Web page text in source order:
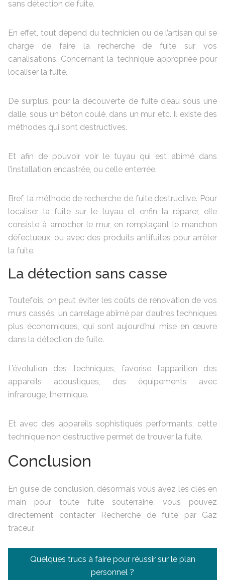
sans détection de fuite.
En effet, tout dépend du technicien ou de l’artisan qui se
charge de faire la recherche de fuite sur vos
canalisations. Concernant la technique appropriée pour
localiser la fuite.
De surplus, pour la découverte de fuite d’eau sous une
dalle, sous un béton coulé, dans un mur, etc. Il existe des
méthodes qui sont destructives.
Et afin de pouvoir voir le tuyau qui est abîmé dans
l’installation encastrée, ou celle enterrée.
Bref, la méthode de recherche de fuite destructive. Pour
localiser la fuite sur le tuyau et enfin la réparer, elle
consiste à amocher le mur, en remplaçant le manchon
défectueux, ou avec des produits antifuites pour arrêter
la fuite.
La détection sans casse
Toutefois, on peut éviter les coûts de rénovation de vos
murs cassés, un carrelage abîmé par d’autres techniques
plus économiques, qui sont aujourd’hui mise en œuvre
dans la détection de fuite.
L’évolution des techniques, favorise l’apparition des
appareils acoustiques, des équipements avec
infrarouge, thermique.
Et avec des appareils sophistiqués performants, cette
technique non destructive permet de trouver la fuite.
Conclusion
En guise de conclusion, désormais vous avez les clés en
main pour toute fuite souterraine, vous pouvez
directement contacter Recherche de fuite par Gaz
traceur.
Navigation
Quelques trucs à faire pour réussir sur le plan
personnel ?